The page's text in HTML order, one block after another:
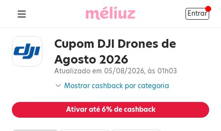
Entrar
Cupom DJI Drones de
Agosto 2026
Atualizado em 05/08/2026, às 01h03
Mostrar cashback por categoria
Ativar até6%de cashback